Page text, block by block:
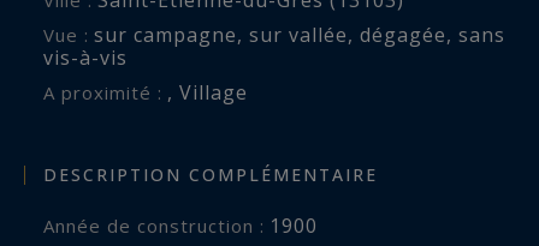
Vue : sur campagne, sur vallée, dégagée, sans
vis-à-vis
A proximité : , Village
DESCRIPTION COMPLÉMENTAIRE
Année de construction : 1900